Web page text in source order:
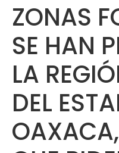
ZONAS
SE HAN
LA
DEL